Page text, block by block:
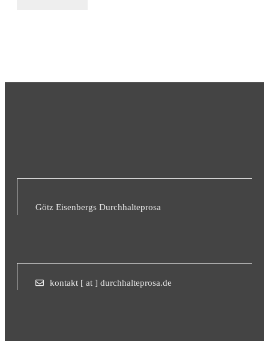
Götz Eisenbergs Durchhalteprosa
kontakt [ at ] durchhalteprosa.de